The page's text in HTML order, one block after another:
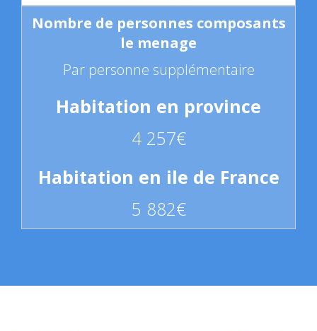
Par personne supplémentaire
4 257€
5 882€